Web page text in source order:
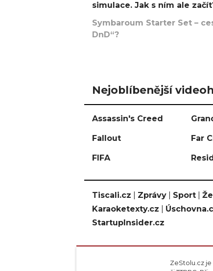
simulace. Jak s ním ale
Symbaroum Starter Set –
DnD“?
Nejoblíbenější
Assassin's Creed
Fallout Far
FIFA
Tiscali.cz Zprávy Sport
Karaoketexty.cz
StartupInsider.cz
ZeStolu.cz je